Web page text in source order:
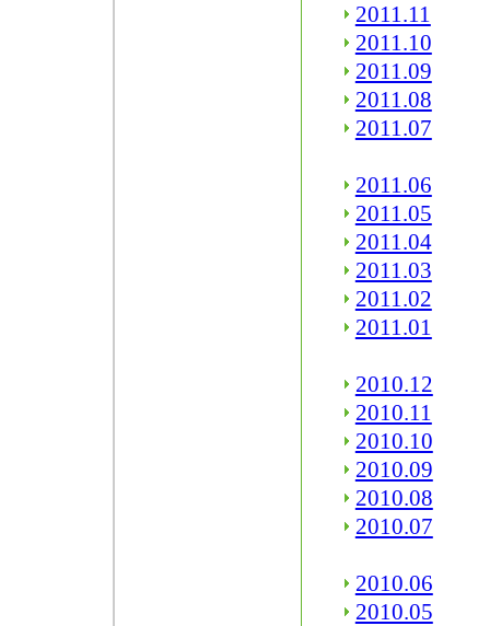
2011.11
2011.10
2011.09
2011.08
2011.07
2011.06
2011.05
2011.04
2011.03
2011.02
2011.01
2010.12
2010.11
2010.10
2010.09
2010.08
2010.07
2010.06
2010.05